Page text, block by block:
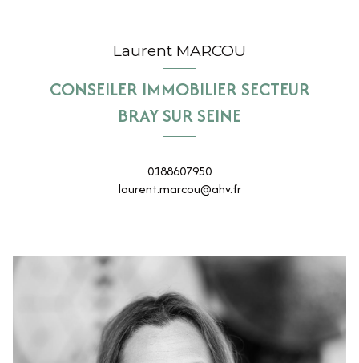
Laurent MARCOU
CONSEILER IMMOBILIER SECTEUR
BRAY SUR SEINE
0188607950
laurent.marcou@ahv.fr